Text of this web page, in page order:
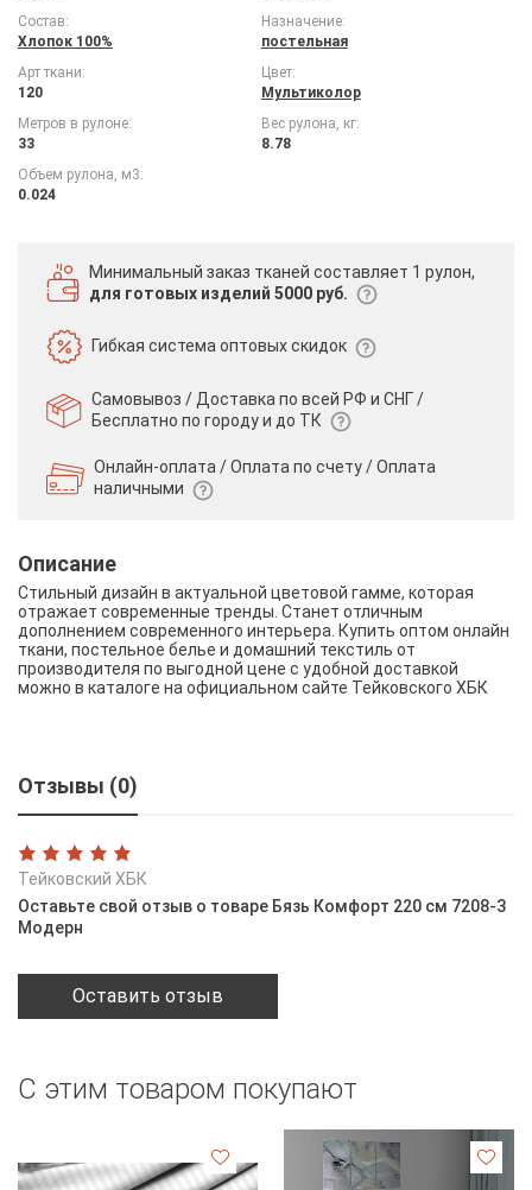
Состав:
Хлопок 100%
Назначение:
постельная
Арт ткани:
120
Цвет:
Мультиколор
Метров в рулоне:
33
Вес рулона, кг:
8.78
Объем рулона, м3:
0.024
Минимальный заказ тканей составляет 1 рулон,
для готовых изделий 5000 руб.
Гибкая системаоптовых скидок
Самовывоз / Доставка по всей РФ и СНГ /
Бесплатно по городу и до ТК
Онлайн-оплата / Оплата по счету /Оплата
наличными
Описание
Стильный дизайн в актуальной цветовой гамме, которая
отражает современные тренды. Станет отличным
дополнением современного интерьера. Купить оптом онлайн
ткани, постельное белье и домашний текстиль от
производителя по выгодной цене с удобной доставкой
можно в каталоге на официальном сайте Тейковского ХБК
Отзывы (0)
Тейковский ХБК
Оставьте свой отзыв о товаре Бязь Комфорт 220 см 7208-3
Модерн
Оставить отзыв
С этим товаром покупают